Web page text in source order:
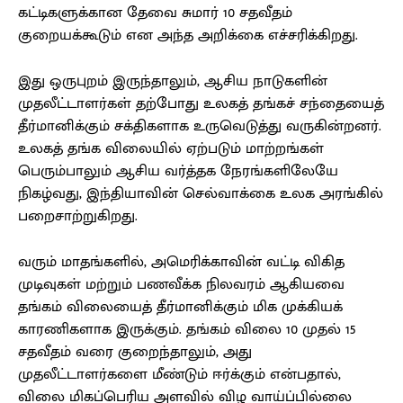
கட்டிகளுக்கான தேவை சுமார் 10 சதவீதம்
குறையக்கூடும் என அந்த அறிக்கை எச்சரிக்கிறது.
இது ஒருபுறம் இருந்தாலும், ஆசிய நாடுகளின்
முதலீட்டாளர்கள் தற்போது உலகத் தங்கச் சந்தையைத்
தீர்மானிக்கும் சக்திகளாக உருவெடுத்து வருகின்றனர்.
உலகத் தங்க விலையில் ஏற்படும் மாற்றங்கள்
பெரும்பாலும் ஆசிய வர்த்தக நேரங்களிலேயே
நிகழ்வது, இந்தியாவின் செல்வாக்கை உலக அரங்கில்
பறைசாற்றுகிறது.
வரும் மாதங்களில், அமெரிக்காவின் வட்டி விகித
முடிவுகள் மற்றும் பணவீக்க நிலவரம் ஆகியவை
தங்கம் விலையைத் தீர்மானிக்கும் மிக முக்கியக்
காரணிகளாக இருக்கும். தங்கம் விலை 10 முதல் 15
சதவீதம் வரை குறைந்தாலும், அது
முதலீட்டாளர்களை மீண்டும் ஈர்க்கும் என்பதால்,
விலை மிகப்பெரிய அளவில் விழ வாய்ப்பில்லை